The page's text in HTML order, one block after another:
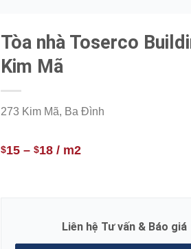
Tòa nhà Toserco
Kim Mã
273 Kim Mã, Ba Đình
$15 – $18 / m2
Liên hệ Tư vấn & Báo giá